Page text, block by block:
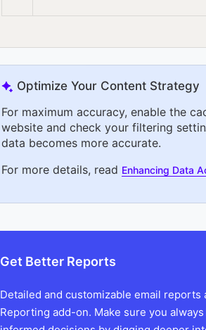
Optimize Your Content Strategy
For maximum accuracy, enable the
website and check your filtering
data becomes more accurate.
For more details, read Enhancing Data
Get Better Reports
Detailed and customizable email reports
Reporting add-on. Make sure you